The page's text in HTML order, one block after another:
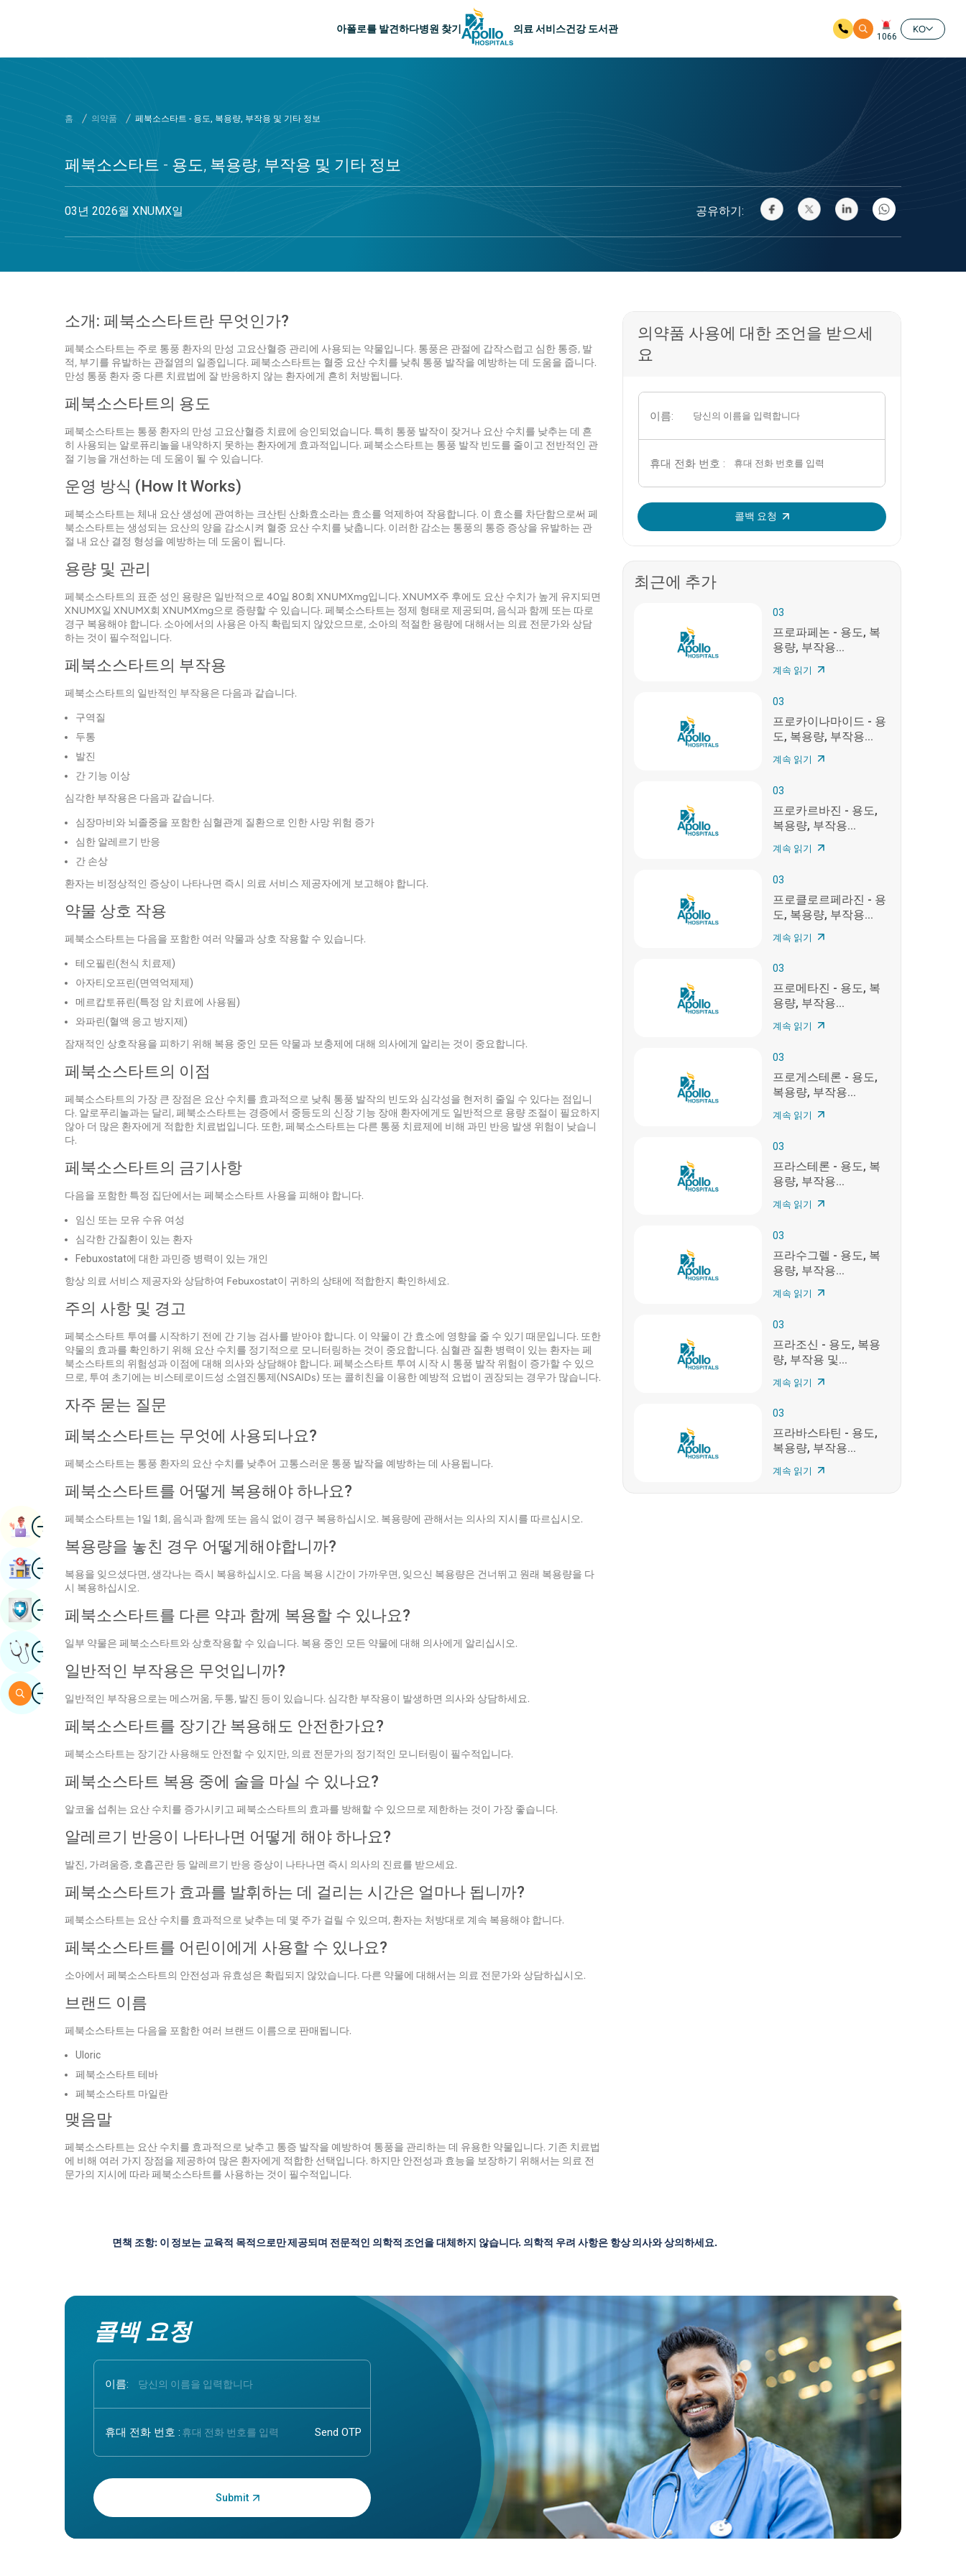
메인 네비게이션
아폴로를 발견하다병원 찾기 의료 서비스건강 도서관
1066
KO
홈 의약품 페북소스타트 - 용도, 복용량, 부작용 및 기타 정보
페북소스타트 - 용도, 복용량, 부작용 및 기타 정보
03년 2026월 XNUMX일 공유하기:
소개: 페북소스타트란 무엇인가?
페북소스타트는 주로 통풍 환자의 만성 고요산혈증 관리에 사용되는 약물입니다. 통풍은 관절에 갑작스럽고 심한 통증, 발
적, 부기를 유발하는 관절염의 일종입니다. 페북소스타트는 혈중 요산 수치를 낮춰 통풍 발작을 예방하는 데 도움을 줍니다.
만성 통풍 환자 중 다른 치료법에 잘 반응하지 않는 환자에게 흔히 처방됩니다.
페북소스타트의 용도
페북소스타트는 통풍 환자의 만성 고요산혈증 치료에 승인되었습니다. 특히 통풍 발작이 잦거나 요산 수치를 낮추는 데 흔
히 사용되는 알로퓨리놀을 내약하지 못하는 환자에게 효과적입니다. 페북소스타트는 통풍 발작 빈도를 줄이고 전반적인 관
절 기능을 개선하는 데 도움이 될 수 있습니다.
운영 방식 (How It Works)
페북소스타트는 체내 요산 생성에 관여하는 크산틴 산화효소라는 효소를 억제하여 작용합니다. 이 효소를 차단함으로써 페
북소스타트는 생성되는 요산의 양을 감소시켜 혈중 요산 수치를 낮춥니다. 이러한 감소는 통풍의 통증 증상을 유발하는 관
절 내 요산 결정 형성을 예방하는 데 도움이 됩니다.
용량 및 관리
페북소스타트의 표준 성인 용량은 일반적으로 40일 80회 XNUMXmg입니다. XNUMX주 후에도 요산 수치가 높게 유지되면
XNUMX일 XNUMX회 XNUMXmg으로 증량할 수 있습니다. 페북소스타트는 정제 형태로 제공되며, 음식과 함께 또는 따로
경구 복용해야 합니다. 소아에서의 사용은 아직 확립되지 않았으므로, 소아의 적절한 용량에 대해서는 의료 전문가와 상담
하는 것이 필수적입니다.
페북소스타트의 부작용
페북소스타트의 일반적인 부작용은 다음과 같습니다.
구역질
두통
발진
간 기능 이상
심각한 부작용은 다음과 같습니다.
심장마비와 뇌졸중을 포함한 심혈관계 질환으로 인한 사망 위험 증가
심한 알레르기 반응
간 손상
환자는 비정상적인 증상이 나타나면 즉시 의료 서비스 제공자에게 보고해야 합니다.
약물 상호 작용
페북소스타트는 다음을 포함한 여러 약물과 상호 작용할 수 있습니다.
테오필린(천식 치료제)
아자티오프린(면역억제제)
메르캅토퓨린(특정 암 치료에 사용됨)
와파린(혈액 응고 방지제)
잠재적인 상호작용을 피하기 위해 복용 중인 모든 약물과 보충제에 대해 의사에게 알리는 것이 중요합니다.
페북소스타트의 이점
페북소스타트의 가장 큰 장점은 요산 수치를 효과적으로 낮춰 통풍 발작의 빈도와 심각성을 현저히 줄일 수 있다는 점입니
다. 알로푸리놀과는 달리, 페북소스타트는 경증에서 중등도의 신장 기능 장애 환자에게도 일반적으로 용량 조절이 필요하지
않아 더 많은 환자에게 적합한 치료법입니다. 또한, 페북소스타트는 다른 통풍 치료제에 비해 과민 반응 발생 위험이 낮습니
다.
페북소스타트의 금기사항
다음을 포함한 특정 집단에서는 페북소스타트 사용을 피해야 합니다.
임신 또는 모유 수유 여성
심각한 간질환이 있는 환자
Febuxostat에 대한 과민증 병력이 있는 개인
항상 의료 서비스 제공자와 상담하여 Febuxostat이 귀하의 상태에 적합한지 확인하세요.
주의 사항 및 경고
페북소스타트 투여를 시작하기 전에 간 기능 검사를 받아야 합니다. 이 약물이 간 효소에 영향을 줄 수 있기 때문입니다. 또한
약물의 효과를 확인하기 위해 요산 수치를 정기적으로 모니터링하는 것이 중요합니다. 심혈관 질환 병력이 있는 환자는 페
북소스타트의 위험성과 이점에 대해 의사와 상담해야 합니다. 페북소스타트 투여 시작 시 통풍 발작 위험이 증가할 수 있으
므로, 투여 초기에는 비스테로이드성 소염진통제(NSAIDs) 또는 콜히친을 이용한 예방적 요법이 권장되는 경우가 많습니다.
자주 묻는 질문
페북소스타트는 무엇에 사용되나요?
페북소스타트는 통풍 환자의 요산 수치를 낮추어 고통스러운 통풍 발작을 예방하는 데 사용됩니다.
페북소스타트를 어떻게 복용해야 하나요?
페북소스타트는 1일 1회, 음식과 함께 또는 음식 없이 경구 복용하십시오. 복용량에 관해서는 의사의 지시를 따르십시오.
복용량을 놓친 경우 어떻게해야합니까?
복용을 잊으셨다면, 생각나는 즉시 복용하십시오. 다음 복용 시간이 가까우면, 잊으신 복용량은 건너뛰고 원래 복용량을 다
시 복용하십시오.
페북소스타트를 다른 약과 함께 복용할 수 있나요?
일부 약물은 페북소스타트와 상호작용할 수 있습니다. 복용 중인 모든 약물에 대해 의사에게 알리십시오.
일반적인 부작용은 무엇입니까?
일반적인 부작용으로는 메스꺼움, 두통, 발진 등이 있습니다. 심각한 부작용이 발생하면 의사와 상담하세요.
페북소스타트를 장기간 복용해도 안전한가요?
페북소스타트는 장기간 사용해도 안전할 수 있지만, 의료 전문가의 정기적인 모니터링이 필수적입니다.
페북소스타트 복용 중에 술을 마실 수 있나요?
알코올 섭취는 요산 수치를 증가시키고 페북소스타트의 효과를 방해할 수 있으므로 제한하는 것이 가장 좋습니다.
알레르기 반응이 나타나면 어떻게 해야 하나요?
발진, 가려움증, 호흡곤란 등 알레르기 반응 증상이 나타나면 즉시 의사의 진료를 받으세요.
페북소스타트가 효과를 발휘하는 데 걸리는 시간은 얼마나 됩니까?
페북소스타트는 요산 수치를 효과적으로 낮추는 데 몇 주가 걸릴 수 있으며, 환자는 처방대로 계속 복용해야 합니다.
페북소스타트를 어린이에게 사용할 수 있나요?
소아에서 페북소스타트의 안전성과 유효성은 확립되지 않았습니다. 다른 약물에 대해서는 의료 전문가와 상담하십시오.
브랜드 이름
페북소스타트는 다음을 포함한 여러 브랜드 이름으로 판매됩니다.
Uloric
페북소스타트 테바
페북소스타트 마일란
맺음말
페북소스타트는 요산 수치를 효과적으로 낮추고 통증 발작을 예방하여 통풍을 관리하는 데 유용한 약물입니다. 기존 치료법
에 비해 여러 가지 장점을 제공하여 많은 환자에게 적합한 선택입니다. 하지만 안전성과 효능을 보장하기 위해서는 의료 전
문가의 지시에 따라 페북소스타트를 사용하는 것이 필수적입니다.
의약품 사용에 대한 조언을 받으세
요
이름:
휴대 전화 번호 :
OTP를 입력하세요:콜백 요청
최근에 추가
03
프로파페논 - 용도, 복
용량, 부작용...
계속 읽기
03
프로카이나마이드 - 용
도, 복용량, 부작용...
계속 읽기
03
프로카르바진 - 용도,
복용량, 부작용...
계속 읽기
03
프로클로르페라진 - 용
도, 복용량, 부작용...
계속 읽기
03
프로메타진 - 용도, 복
용량, 부작용...
계속 읽기
03
프로게스테론 - 용도,
복용량, 부작용...
계속 읽기
03
프라스테론 - 용도, 복
용량, 부작용...
계속 읽기
03
프라수그렐 - 용도, 복
용량, 부작용...
계속 읽기
03
프라조신 - 용도, 복용
량, 부작용 및...
계속 읽기
03
프라바스타틴 - 용도,
복용량, 부작용...
계속 읽기
면책 조항: 이 정보는 교육적 목적으로만 제공되며 전문적인 의학적 조언을 대체하지 않습니다. 의학적 우려 사항은 항상 의사와 상의하세요.
콜백 요청
이름:
휴대 전화 번호 :
OTP를 입력하세요:
영상 예약하기
영상병원 찾기
영상건강검진 예약하기
영상 전문가의 의견을 얻으세요
영상검색